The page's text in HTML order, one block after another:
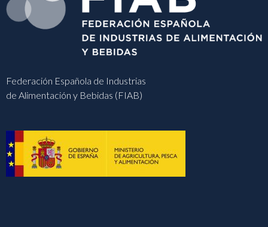
Federación Española de Industrias
de Alimentación y Bebidas (FIAB)